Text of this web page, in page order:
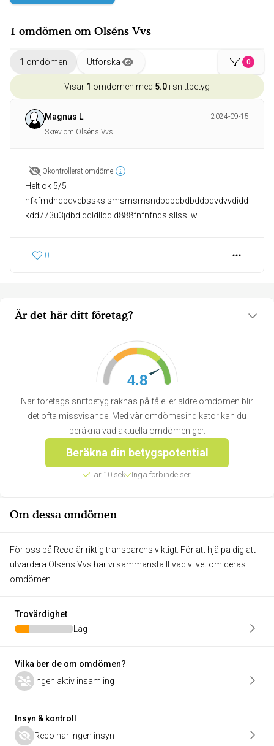
Är det här ditt företag?
4.8
När företags snittbetyg räknas på få eller äldre omdömen blir
det ofta missvisande. Med vår omdömesindikator kan du
beräkna vad aktuella omdömen ger.
Beräkna din betygspotential
Tar 10 sek Inga förbindelser
Om dessa omdömen
För oss på Reco är riktig transparens viktigt. För att hjälpa dig att
utvärdera Olséns Vvs har vi sammanställt vad vi vet om deras
omdömen
Trovärdighet
Låg
Vilka ber de om omdömen?
Ingen aktiv insamling
Insyn & kontroll
Reco har ingen insyn
1 omdömen om Olséns Vvs
1 omdömen Utforska 0
Visar 1 omdömen med 5.0 i snittbetyg
Magnus L
2024-09-15
Skrev om Olséns Vvs
Okontrollerat omdöme
Helt ok 5/5
nfkfmdndbdvebsskslsmsmsmsndbdbdbdbddbdvdvvdidd
kdd773u3jdbdlddldllddld888fnfnfndslsllssllw
0